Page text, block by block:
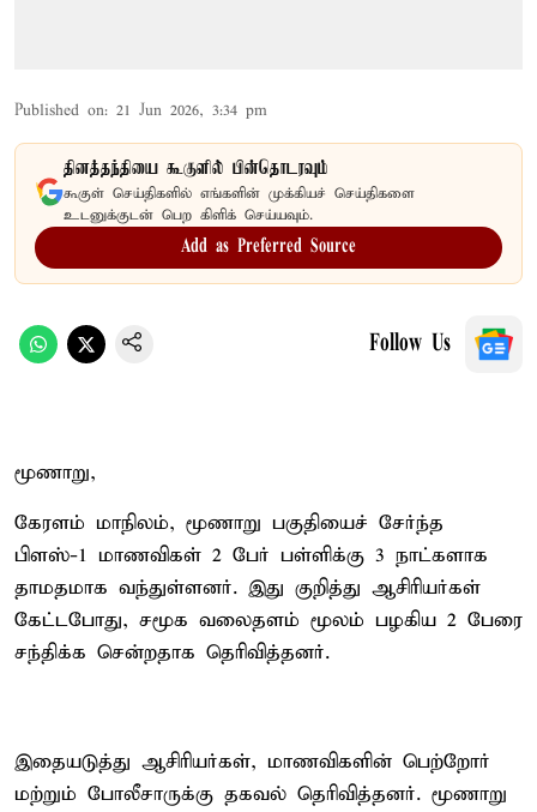
Published on: 21 Jun 2026, 3:34 pm
தினத்தந்தியை கூகுளில் பின்தொடரவும்
கூகுள் செய்திகளில் எங்களின் முக்கியச் செய்திகளை
உடனுக்குடன் பெற கிளிக் செய்யவும்.
Add as Preferred Source
Follow Us
மூணாறு,
கேரளம் மாநிலம், மூணாறு பகுதியைச் சேர்ந்த
பிளஸ்-1 மாணவிகள் 2 பேர் பள்ளிக்கு 3 நாட்களாக
தாமதமாக வந்துள்ளனர். இது குறித்து ஆசிரியர்கள்
கேட்டபோது, சமூக வலைதளம் மூலம் பழகிய 2 பேரை
சந்திக்க சென்றதாக தெரிவித்தனர்.
இதையடுத்து ஆசிரியர்கள், மாணவிகளின் பெற்றோர்
மற்றும் போலீசாருக்கு தகவல் தெரிவித்தனர். மூணாறு